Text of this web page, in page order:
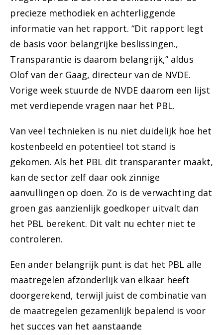
precieze methodiek en achterliggende
informatie van het rapport. “Dit rapport legt
de basis voor belangrijke beslissingen.,
Transparantie is daarom belangrijk,” aldus
Olof van der Gaag, directeur van de NVDE.
Vorige week stuurde de NVDE daarom een lijst
met verdiepende vragen naar het PBL.
Van veel technieken is nu niet duidelijk hoe het
kostenbeeld en potentieel tot stand is
gekomen. Als het PBL dit transparanter maakt,
kan de sector zelf daar ook zinnige
aanvullingen op doen. Zo is de verwachting dat
groen gas aanzienlijk goedkoper uitvalt dan
het PBL berekent. Dit valt nu echter niet te
controleren.
Een ander belangrijk punt is dat het PBL alle
maatregelen afzonderlijk van elkaar heeft
doorgerekend, terwijl juist de combinatie van
de maatregelen gezamenlijk bepalend is voor
het succes van het aanstaande